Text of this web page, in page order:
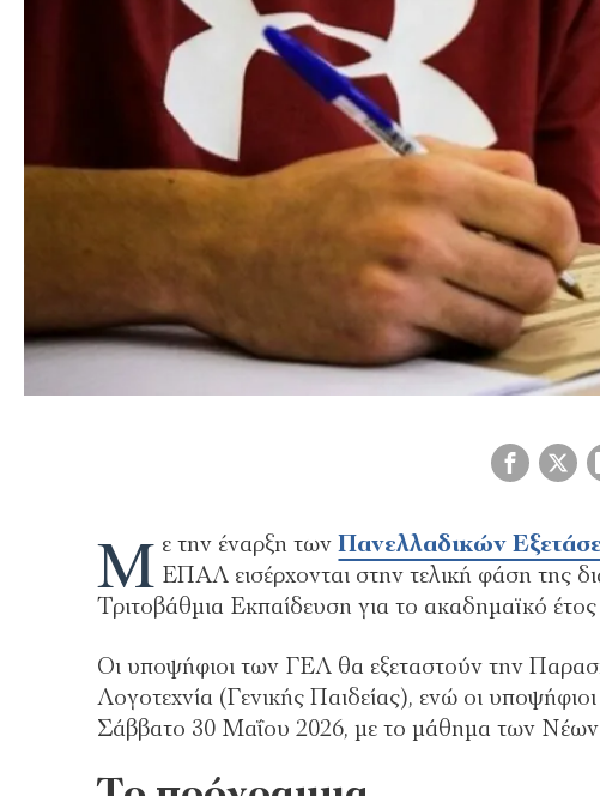
Μ ε την έναρξη τωνΠανελλαδικών
ΕΠΑΛ εισέρχονται στην τελική φάση της
Τριτοβάθμια Εκπαίδευση για το ακαδημαϊκό
Οι υποψήφιοι των ΓΕΛ θα εξεταστούν την
Λογοτεχνία (Γενικής Παιδείας), ενώ οι
Σάββατο 30 Μαΐου 2026, με το μάθημα των